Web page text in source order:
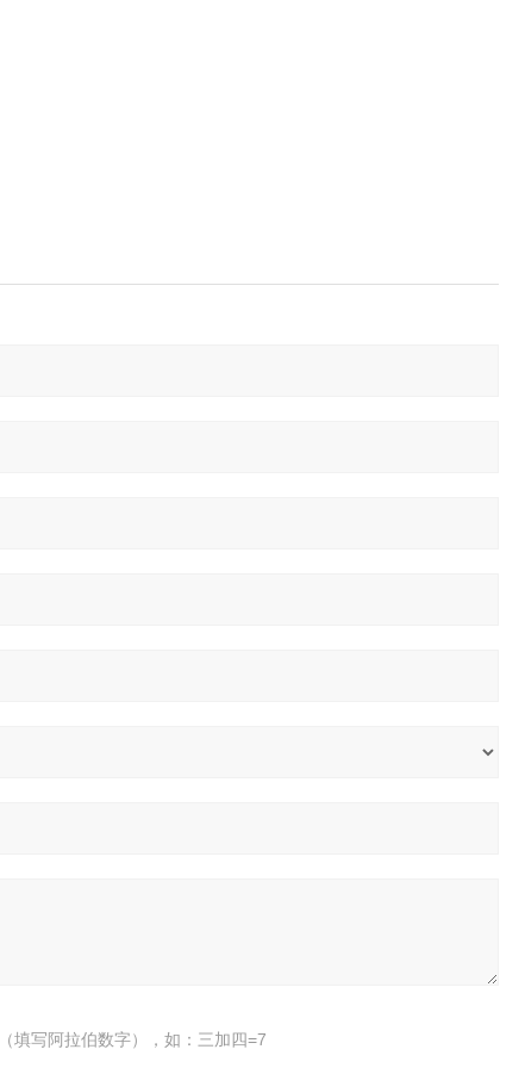
填写阿拉伯数字），如：三加四=7